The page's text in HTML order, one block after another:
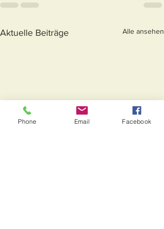
Aktuelle Beiträge Alle ansehen
Phone Email Facebook